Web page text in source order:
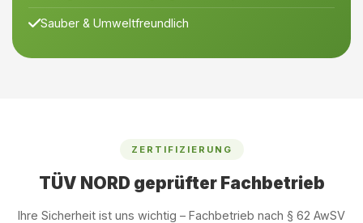
Sauber & Umweltfreundlich
ZERTIFIZIERUNG
TÜV NORD geprüfter Fachbetrieb
Ihre Sicherheit ist uns wichtig – Fachbetrieb nach § 62 AwSV